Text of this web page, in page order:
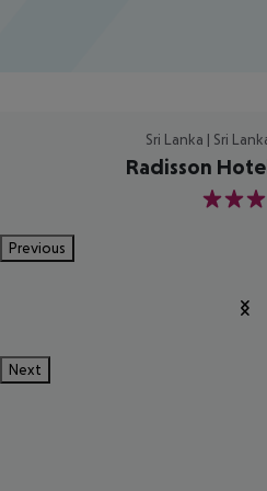
Sri Lanka | Sri
Radisson
4
Previous
Next